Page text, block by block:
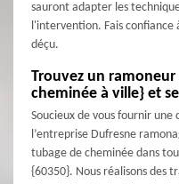
sauront adapter les
l'intervention. Fais confiance
déçu.
Trouvez un
cheminée à ville} et
Soucieux de vous fournir
l’entreprise Dufresne
tubage de cheminée dans
{60350}. Nous réalisons des